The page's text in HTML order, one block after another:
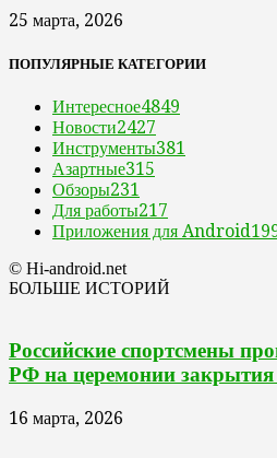
25 марта, 2026
ПОПУЛЯРНЫЕ КАТЕГОРИИ
Интересное4849
Новости2427
Инструменты381
Азартные315
Обзоры231
Для работы217
Приложения для Android
© Hi-android.net
БОЛЬШЕ ИСТОРИЙ
Российские спортсмены
РФ на церемонии
16 марта, 2026